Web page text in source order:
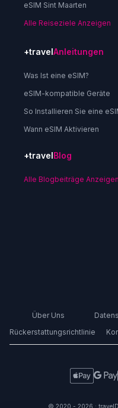
eSIM Sint Maarten
Alle Reiseziele Anzeigen
+travelAnleitungen
Was Ist eine eSIM?
eSIM-kompatible Geräte
So Installieren Sie eine
Wann eSIM Aktivieren
+travelBlog
Alle Blogbeiträge Anzeigen
Über Uns
Rückerstattungsrichtlinie
© 2020 - 2026 :